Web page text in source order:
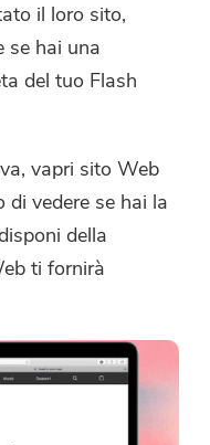
il loro sito,
se hai una
del tuo Flash
vapri sito Web
di vedere se hai la
della
ti fornirà